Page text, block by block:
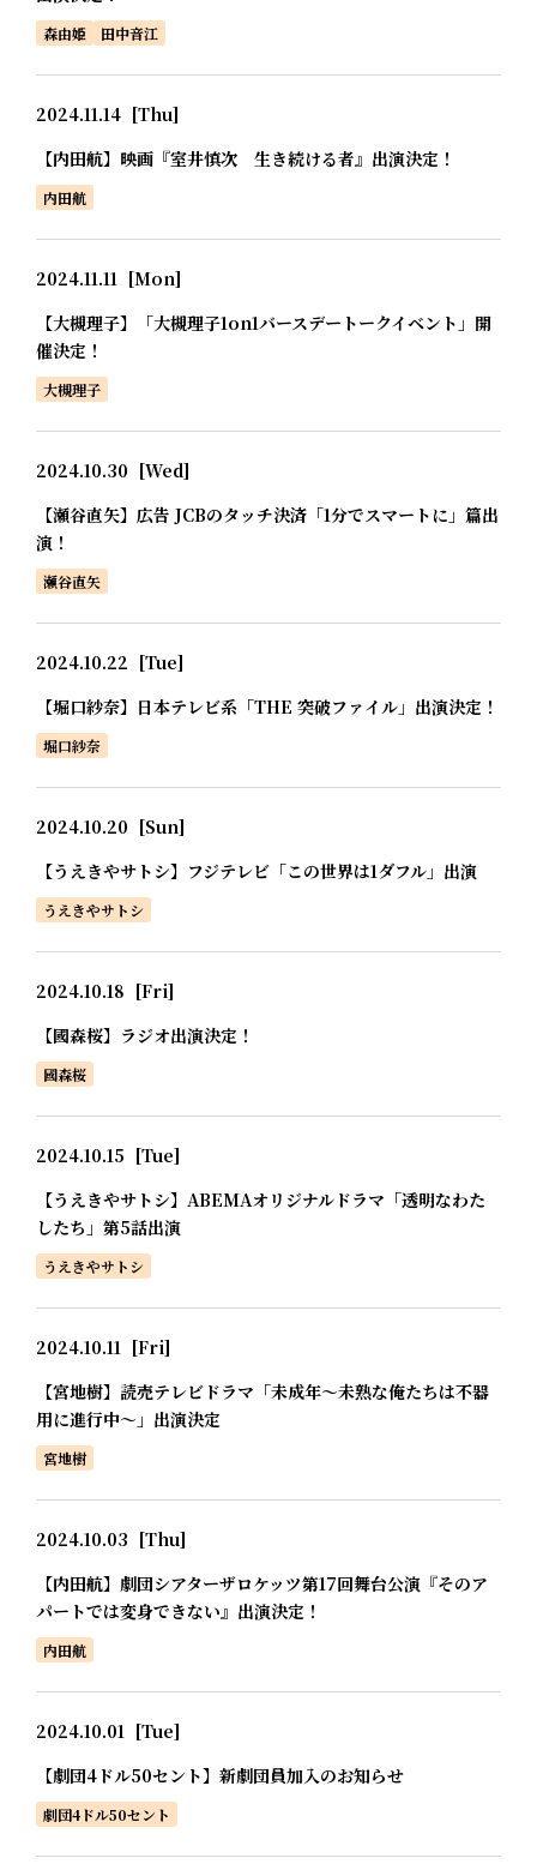
森由姫 田中音江
2024.11.14 [Thu]
【内田航】映画『室井慎次 生き続ける者』出演決定！
内田航
2024.11.11 [Mon]
【大槻理子】「大槻理子1on1バースデートークイベント」開
催決定！
大槻理子
2024.10.30 [Wed]
【瀬谷直矢】広告 JCBのタッチ決済「1分でスマートに」篇出
演！
瀬谷直矢
2024.10.22 [Tue]
【堀口紗奈】日本テレビ系「THE 突破ファイル」出演決定！
堀口紗奈
2024.10.20 [Sun]
【うえきやサトシ】フジテレビ「この世界は1ダフル」出演
うえきやサトシ
2024.10.18 [Fri]
【國森桜】ラジオ出演決定！
國森桜
2024.10.15 [Tue]
【うえきやサトシ】ABEMAオリジナルドラマ「透明なわた
したち」第5話出演
うえきやサトシ
2024.10.11 [Fri]
【宮地樹】読売テレビドラマ「未成年～未熟な俺たちは不器
用に進行中～」出演決定
宮地樹
2024.10.03 [Thu]
【内田航】劇団シアターザロケッツ第17回舞台公演『そのア
パートでは変身できない』出演決定！
内田航
2024.10.01 [Tue]
【劇団4ドル50セント】新劇団員加入のお知らせ
劇団4ドル50セント